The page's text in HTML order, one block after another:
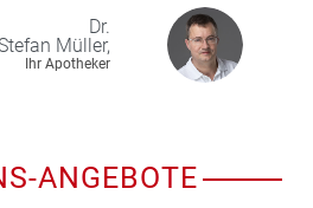
Dr.
Müller,
Ihr Apotheker
ANGEBOTE